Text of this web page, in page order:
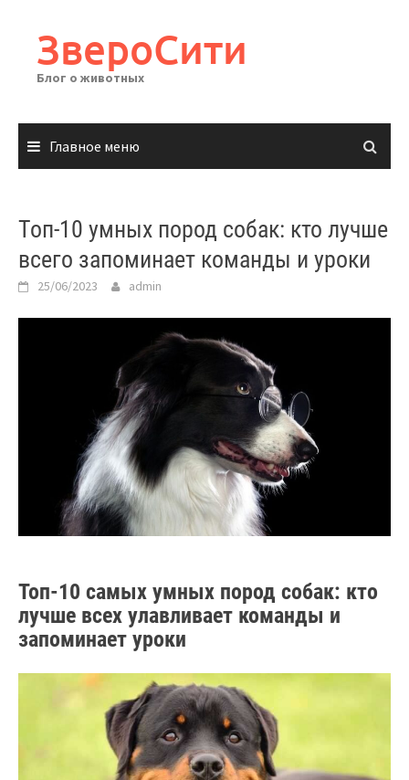
содержимому
ЗвероСити
Блог о животных
Главное меню
Топ-10 умных пород собак: кто лучше
всего запоминает команды и уроки
25/06/2023 admin
Топ-10 самых умных пород собак: кто
лучше всех улавливает команды и
запоминает уроки